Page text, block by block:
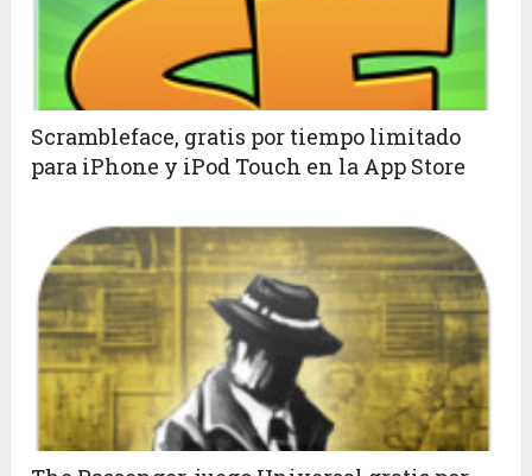
Scrambleface, gratis por tiempo limitado
para iPhone y iPod Touch en la App Store